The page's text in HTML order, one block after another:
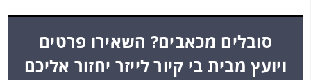
סובלים מכאבים? השאירו פרטים
ויועץ מבית בי קיור לייזר יחזור אליכם